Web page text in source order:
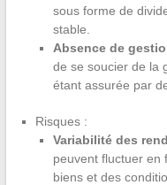
sous forme de
stable.
Absence de
de se soucier de la
étant assurée par
Risques :
Variabilité des
peuvent fluctuer en
biens et des